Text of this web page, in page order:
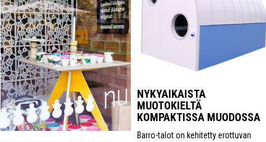
NYKYAIKAISTA
MUOTOKIELTÄ
KOMPAKTISSA MUODOSSA
Barro-talot on kehitetty erottuvan